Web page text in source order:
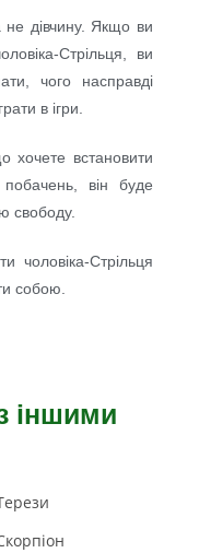
не дівчину. Якщо ви
Стрільця, ви
чого насправді
в ігри.
встановити
побачень, він буде
свободу.
чоловіка-Стрільця
собою.
іншими